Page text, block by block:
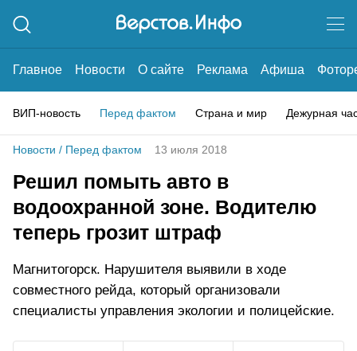
Главное Новости О сайте Реклама Афиша
ВИП-новость Перед фактом Страна и мир Дежурная
Новости / Перед фактом 13 июля 2018
Решил помыть авто в
водоохранной зоне. Водителю
теперь грозит штраф
Магнитогорск. Нарушителя выявили в ходе
совместного рейда, который организовали
специалисты управления экологии и полицейские.